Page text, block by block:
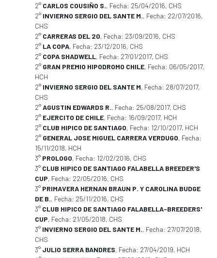
2° CARLOS COUSIÑO S., Fecha: 25/04/2016, CHS
2° INVIERNO SERGIO DEL SANTE M., Fecha: 22/07/2016,
CHS
2° CARRERAS DEL 20, Fecha: 23/09/2016, CHS
2° LA COPA, Fecha: 23/12/2016, CHS
2° COPA SHADWELL, Fecha: 27/01/2017, CHS
2° GRAN PREMIO HIPODROMO CHILE, Fecha: 06/05/2017,
HCH
2° INVIERNO SERGIO DEL SANTE M, Fecha: 28/07/2017,
CHS
2°AGUSTIN EDWARDS R., Fecha: 25/08/2017, CHS
2° EJERCITO DE CHILE, Fecha: 16/09/2017, HCH
2° CLUB HIPICO DE SANTIAGO, Fecha: 12/10/2017, HCH
2° GENERAL JOSE MIGUEL CARRERA VERDUGO, Fecha:
15/11/2018, HCH
3° PROLOGO, Fecha: 12/02/2016, CHS
3° CLUB HIPICO DE SANTIAGO FALABELLA BREEDER'S
CUP, Fecha: 22/05/2016, CHS
3° PRIMAVERA HERNAN BRAUN P. Y CAROLINA BUDGE
DE B., Fecha: 25/11/2016, CHS
3° CLUB HIPICO DE SANTIAGO FALABELLA-BREEDERS'
CUP, Fecha: 21/05/2018, CHS
3° INVIERNO SERGIO DEL SANTE M., Fecha: 27/07/2018,
CHS
3° JULIO SERRA BANDRES, Fecha: 27/04/2019, HCH